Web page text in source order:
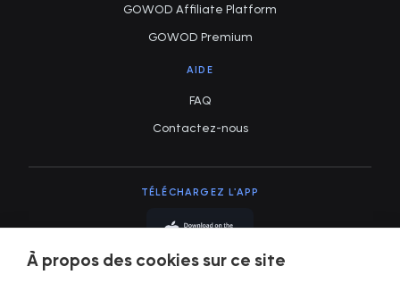
À propos des cookies sur ce site
GOWOD Affiliate Platform
GOWOD Premium
AIDE
FAQ
Contactez-nous
TÉLÉCHARGEZ L'APP